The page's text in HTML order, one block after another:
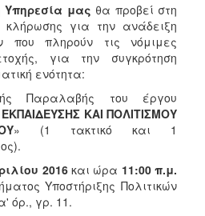
Υπηρεσία μας θα προβεί στη
κλήρωσης για την ανάδειξη
που πληρούν τις νόμιμες
για την συγκρότηση
ενότητα:
Παραλαβής του έργου
ΚΑΙ ΠΟΛΙΤΙΣΜΟΥ
» (1 τακτικό και 1
2016και ώρα 11:00 π.μ.
Υποστήριξης Πολιτικών
όρ., γρ. 11.